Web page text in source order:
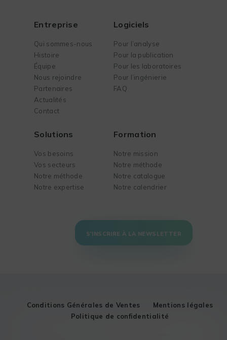
Entreprise
Qui sommes-nous
Histoire
Équipe
Nous rejoindre
Partenaires
Actualités
Contact
Logiciels
Pour l’analyse
Pour la publication
Pour les laboratoires
Pour l’ingénierie
FAQ
Solutions
Vos besoins
Vos secteurs
Notre méthode
Notre expertise
Formation
Notre mission
Notre méthode
Notre catalogue
Notre calendrier
S'INSCRIRE À LA NEWSLETTER
Conditions Générales de Ventes
Mentions légales
Politique de confidentialité